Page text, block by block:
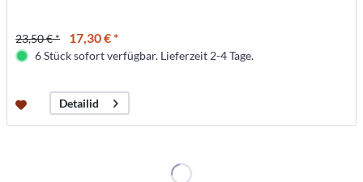
23,50 € * 17,30 € *
6 Stück sofort verfügbar. Lieferzeit 2-4 Tage.
Detailid